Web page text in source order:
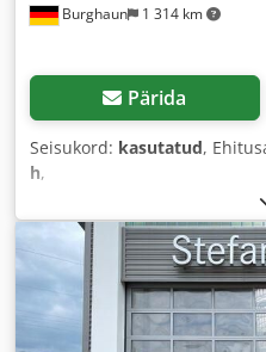
Burghaun 1 314 km
Pärida
Seisukord: kasutatud,
h,